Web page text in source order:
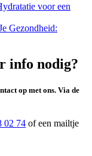
voor een
Gezondheid:
info nodig?
op met ons. Via de
02 74 of een mailtje